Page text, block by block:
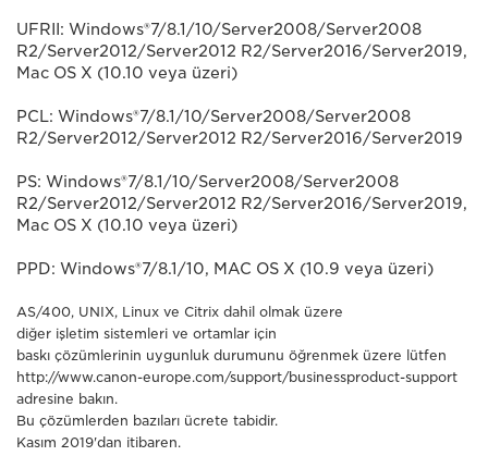
UFRII: Windows®7/8.1/10/Server2008/Server2008
R2/Server2012/Server2012 R2/Server2016/Server2019,
Mac OS X (10.10 veya üzeri)
PCL: Windows®7/8.1/10/Server2008/Server2008
R2/Server2012/Server2012 R2/Server2016/Server2019
PS: Windows®7/8.1/10/Server2008/Server2008
R2/Server2012/Server2012 R2/Server2016/Server2019,
Mac OS X (10.10 veya üzeri)
PPD: Windows®7/8.1/10, MAC OS X (10.9 veya üzeri)
AS/400, UNIX, Linux ve Citrix dahil olmak üzere
diğer işletim sistemleri ve ortamlar için
baskı çözümlerinin uygunluk durumunu öğrenmek üzere lütfen
http://www.canon-europe.com/support/businessproduct-support
adresine bakın.
Bu çözümlerden bazıları ücrete tabidir.
Kasım 2019'dan itibaren.